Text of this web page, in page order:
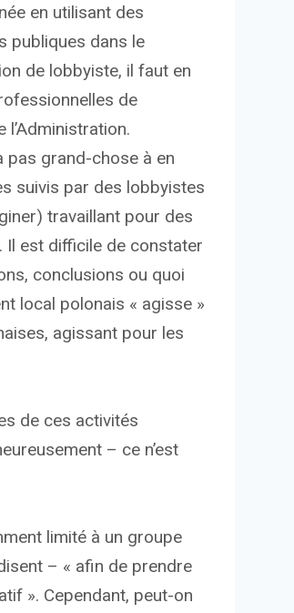
en utilisant des
publiques dans le
de lobbyiste, il faut en
de
pas grand-chose à en
suivis par des lobbyistes
travaillant pour des
est difficile de constater
conclusions ou quoi
local polonais « agisse »
agissant pour les
de ces activités
– ​​ce n’est
limité à un groupe
– « afin de prendre
». Cependant, peut-on